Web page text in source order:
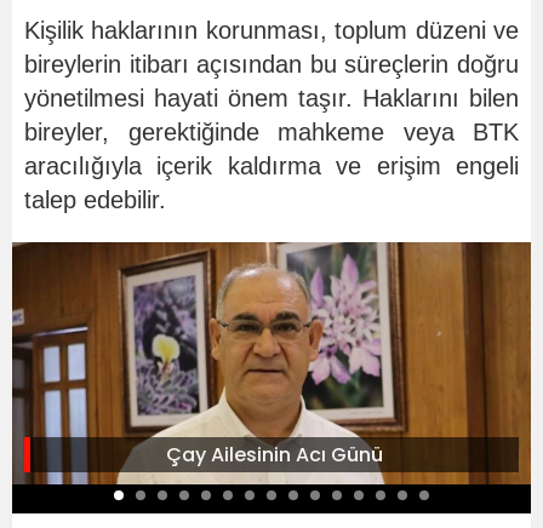
Kişilik haklarının korunması, toplum düzeni ve
bireylerin itibarı açısından bu süreçlerin doğru
yönetilmesi hayati önem taşır. Haklarını bilen
bireyler, gerektiğinde mahkeme veya BTK
aracılığıyla içerik kaldırma ve erişim engeli
talep edebilir.
Çay Ailesinin Acı Günü